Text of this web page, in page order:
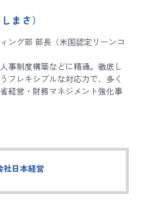
まさ）
ング部 部長（米国認定リーンコ
事制度構築などに精通。徹底し
フレキシブルな対応力で、多く
経営・財務マネジメント強化事
社日本経営